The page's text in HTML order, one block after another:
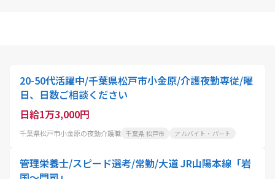
20-50代活躍中/千葉県松戸市小金原/介護夜勤専従/曜
日、日数ご相談ください
日給1万3,000円
千葉県松戸市小金原の夜勤介護職 千葉県 松戸市 アルバイト・パート
管理栄養士/スピード選考/常勤/大道 JR山陽本線「岩